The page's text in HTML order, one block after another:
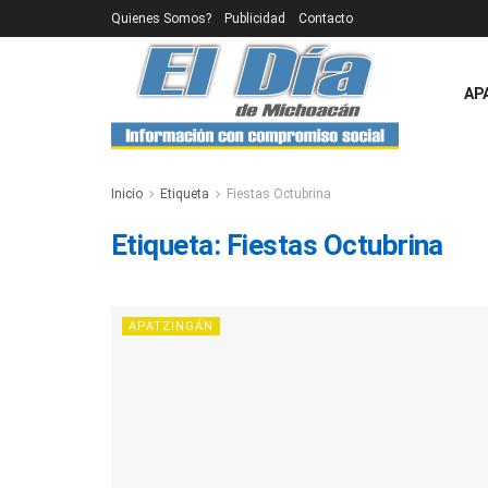
Quienes Somos? Publicidad Contacto
Inicio Etiqueta Fiestas Octubrina
Etiqueta: Fiestas Octubrina
APATZINGÁN